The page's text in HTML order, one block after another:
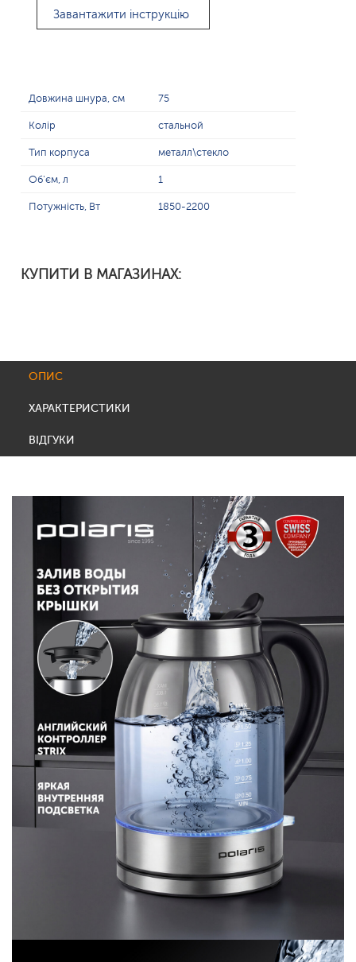
Завантажити інструкцію
Довжина шнура, см 75
Колір стальной
Тип корпуса металл\стекло
Об'єм, л 1
Потужність, Вт 1850-2200
КУПИТИ В МАГАЗИНАХ:
ОПИС
ХАРАКТЕРИСТИКИ
ВІДГУКИ